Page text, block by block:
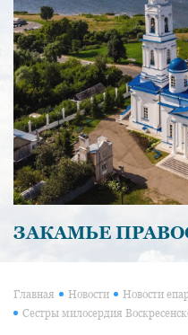
ЗАКАМЬЕ
Главная Новости Новости